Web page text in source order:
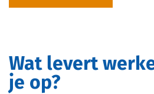
Wat levert werken en leren
je op?